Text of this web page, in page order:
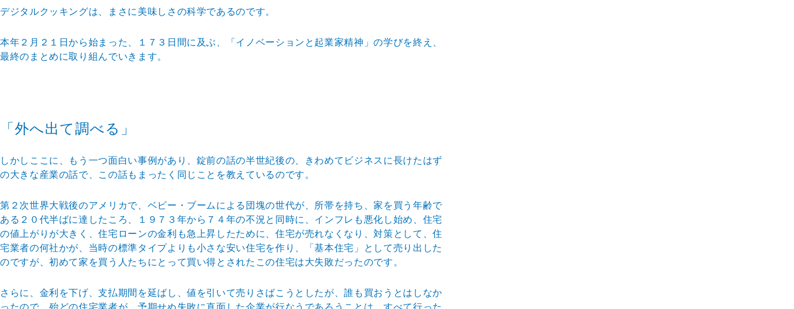
デジタルクッキングは、まさに美味しさの科学であるのです。
本年２月２１日から始まった、１７３日間に及ぶ、「イノ ベーションと起業家精神」の学びを終え、
最終のまとめに取り組んでいきます。
「外へ出て調べる」
しかしここに、もう一つ面白い事例があり、錠前の話の半世紀後の、きわめてビジネスに長けたはず
の大きな産業の話で、この話もまったく同じことを教えているのです。
第２次世界大戦後のアメリカで、ベビー・ブームによる団 塊の世代が、所帯を持ち、家を買う年齢で
ある２０代半ばに達したころ、１９７３年から７４年の不況と同時に、イ ンフレも悪化し始め、住宅
の値上がりが大きく、住宅ロー ンの金利も急上昇したために、住宅が売れなくなり、対策として、住
宅業者の何社かが、当時の標準タイプよりも小さな安い住宅を作り、「基本住宅」として売り出した
のですが、初めて家を買う人たちにとって買い得とされたこの住宅は大失敗だったのです。
さらに、金利を下げ、支払期間を延ばし、値を引いて売り さばこうとしたが、誰も買おうとはしなか
ったので、殆どの住宅業者が、予期せぬ失敗に直面した企業が行なうであろうことは、すべて行った